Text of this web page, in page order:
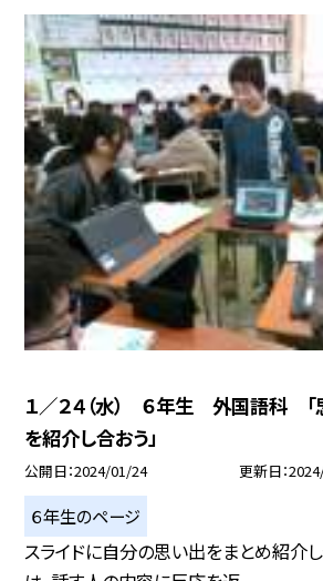
１／２４（水） ６年生 外国語科
を紹介し合おう」
公開日 2024/01/24 更新日
６年生のページ
スライドに自分の思い出をまとめ紹介し